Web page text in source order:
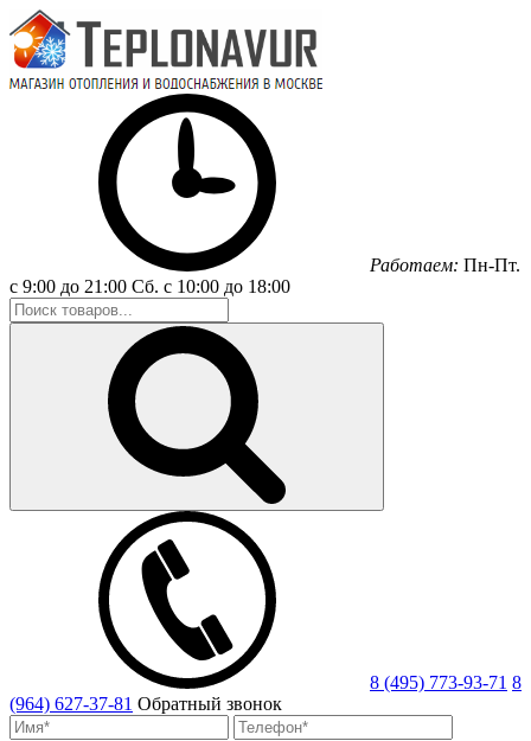
Работаем: Пн-Пт.
с 9:00 до 21:00 Сб. с 10:00 до 18:00
8 (495) 773-93-71 8
(964) 627-37-81 Обратный звонок